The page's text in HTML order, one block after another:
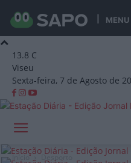
MENU
13.8 C
Viseu
Sexta-feira, 7 de Agosto de
Início Desporto